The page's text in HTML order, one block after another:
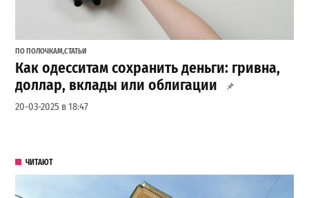
ПО ПОЛОЧКАМ,СТАТЬИ
Как одесситам сохранить деньги: гривна,
доллар, вклады или облигации
20-03-2025 в 18:47
ЧИТАЮТ